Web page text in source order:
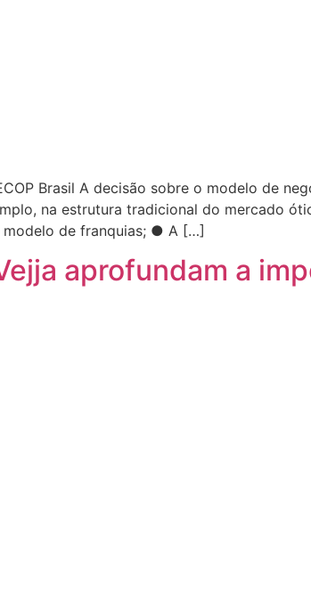
Brasil A decisão sobre o modelo de
na estrutura tradicional do mercado
modelo de franquias; ● A […]
aprofundam a